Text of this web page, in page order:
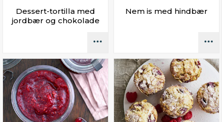
Dessert-tortilla med
jordbær og chokolade
Nem is med hindbær